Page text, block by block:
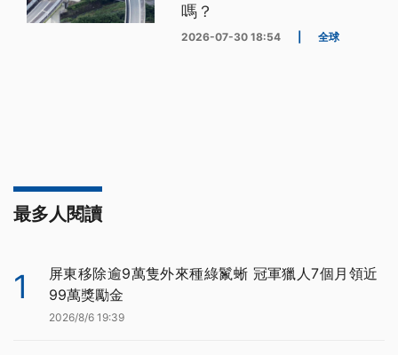
嗎？
2026-07-30 18:54 全球
最多人閱讀
1
屏東移除逾9萬隻外來種綠鬣蜥 冠軍獵人7個月領近
99萬獎勵金
2026/8/6 19:39